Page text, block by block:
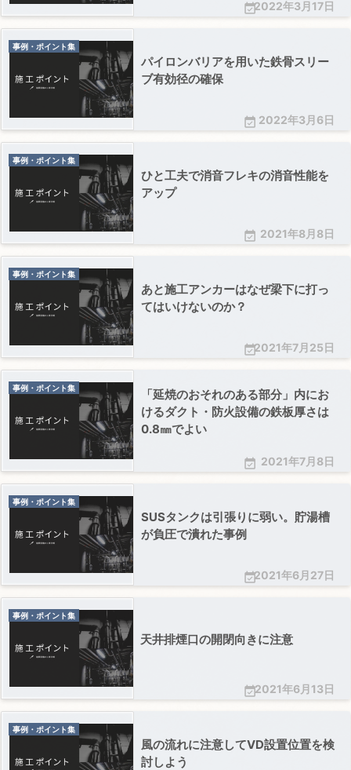
2022年3月17日
 2022年3月6日
事例・ポイント集
パイロンバリアを用いた鉄骨スリー
ブ有効径の確保
 2021年8月8日
事例・ポイント集
ひと工夫で消音フレキの消音性能を
アップ
2021年7月25日
事例・ポイント集
あと施工アンカーはなぜ梁下に打っ
てはいけないのか？
 2021年7月8日
事例・ポイント集
「延焼のおそれのある部分」内にお
けるダクト・防火設備の鉄板厚さは
0.8㎜でよい
2021年6月27日
事例・ポイント集
SUSタンクは引張りに弱い。貯湯槽
が負圧で潰れた事例
2021年6月13日
事例・ポイント集
天井排煙口の開閉向きに注意
事例・ポイント集
風の流れに注意してVD設置位置を検
討しよう